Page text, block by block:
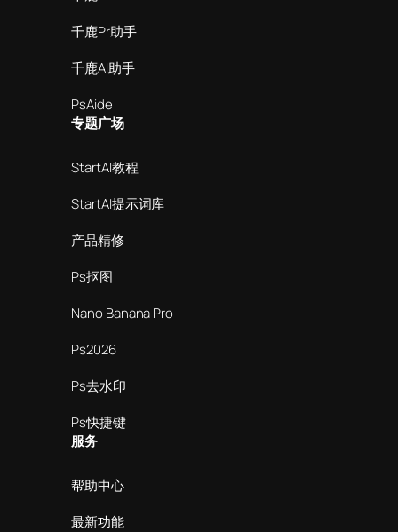
千鹿Pr助手
千鹿AI助手
PsAide
专题广场
StartAI教程
StartAI提示词库
产品精修
Ps抠图
Nano Banana Pro
Ps2026
Ps去水印
Ps快捷键
服务
帮助中心
最新功能